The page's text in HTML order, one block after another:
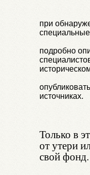
при
подробно
источниках.
Только в
от утери
свой фонд.